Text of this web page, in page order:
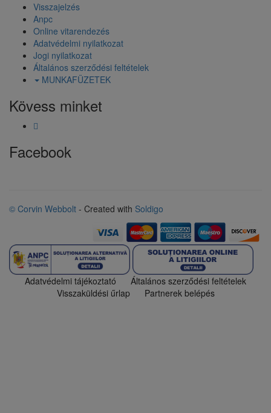
Visszajelzés
Anpc
Online vitarendezés
Adatvédelmi nyilatkozat
Jogi nyilatkozat
Általános szerződési feltételek
MUNKAFÜZETEK
Kövess minket
Facebook
© Corvin Webbolt - Created with Soldigo
Adatvédelmi tájékoztató
Általános szerződési feltételek
Visszaküldési űrlap
Partnerek belépés